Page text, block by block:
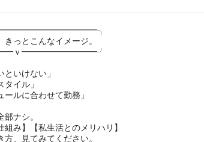
っとこんなイメージ。
ｖ━━━━━━━━━╯
といけない」
タイル」
ールに合わせて勤務」
ナシ。
組み】【私生活とのメリハリ】
方、見てみてください。